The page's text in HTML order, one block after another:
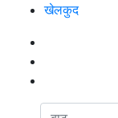
खेलकुद